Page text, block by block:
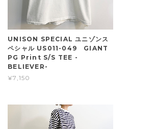
UNISON SPECIAL ユニゾンス
ペシャル US011-049 GIANT
PG Print S/S TEE -
BELIEVER-
¥7,150